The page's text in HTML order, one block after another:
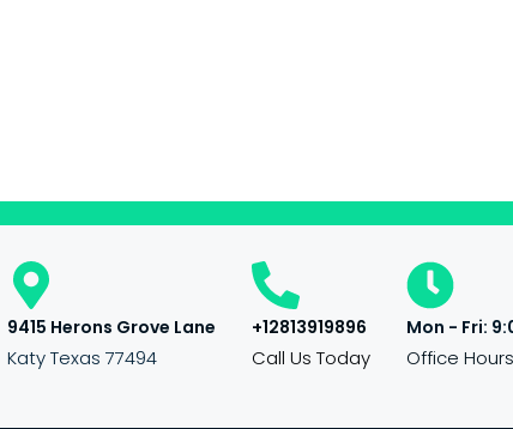
9415 Herons Grove Lane
Katy Texas 77494
+12813919896
Call Us Today
Mon - Fri:
Office Hours